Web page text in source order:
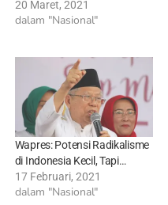
20 Maret, 2021
dalam "Nasional"
Wapres: Potensi Radikalisme
di Indonesia Kecil, Tapi…
17 Februari, 2021
dalam "Nasional"